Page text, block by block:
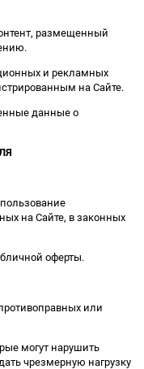
размещенный
и рекламных
на Сайте.
данные о
на Сайте, в законных
оферты.
или
могут нарушить
чрезмерную нагрузку